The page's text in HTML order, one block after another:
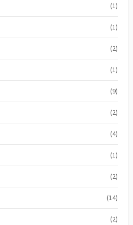
(1)
(1)
(2)
(1)
(9)
(2)
(4)
(1)
(2)
(14)
(2)